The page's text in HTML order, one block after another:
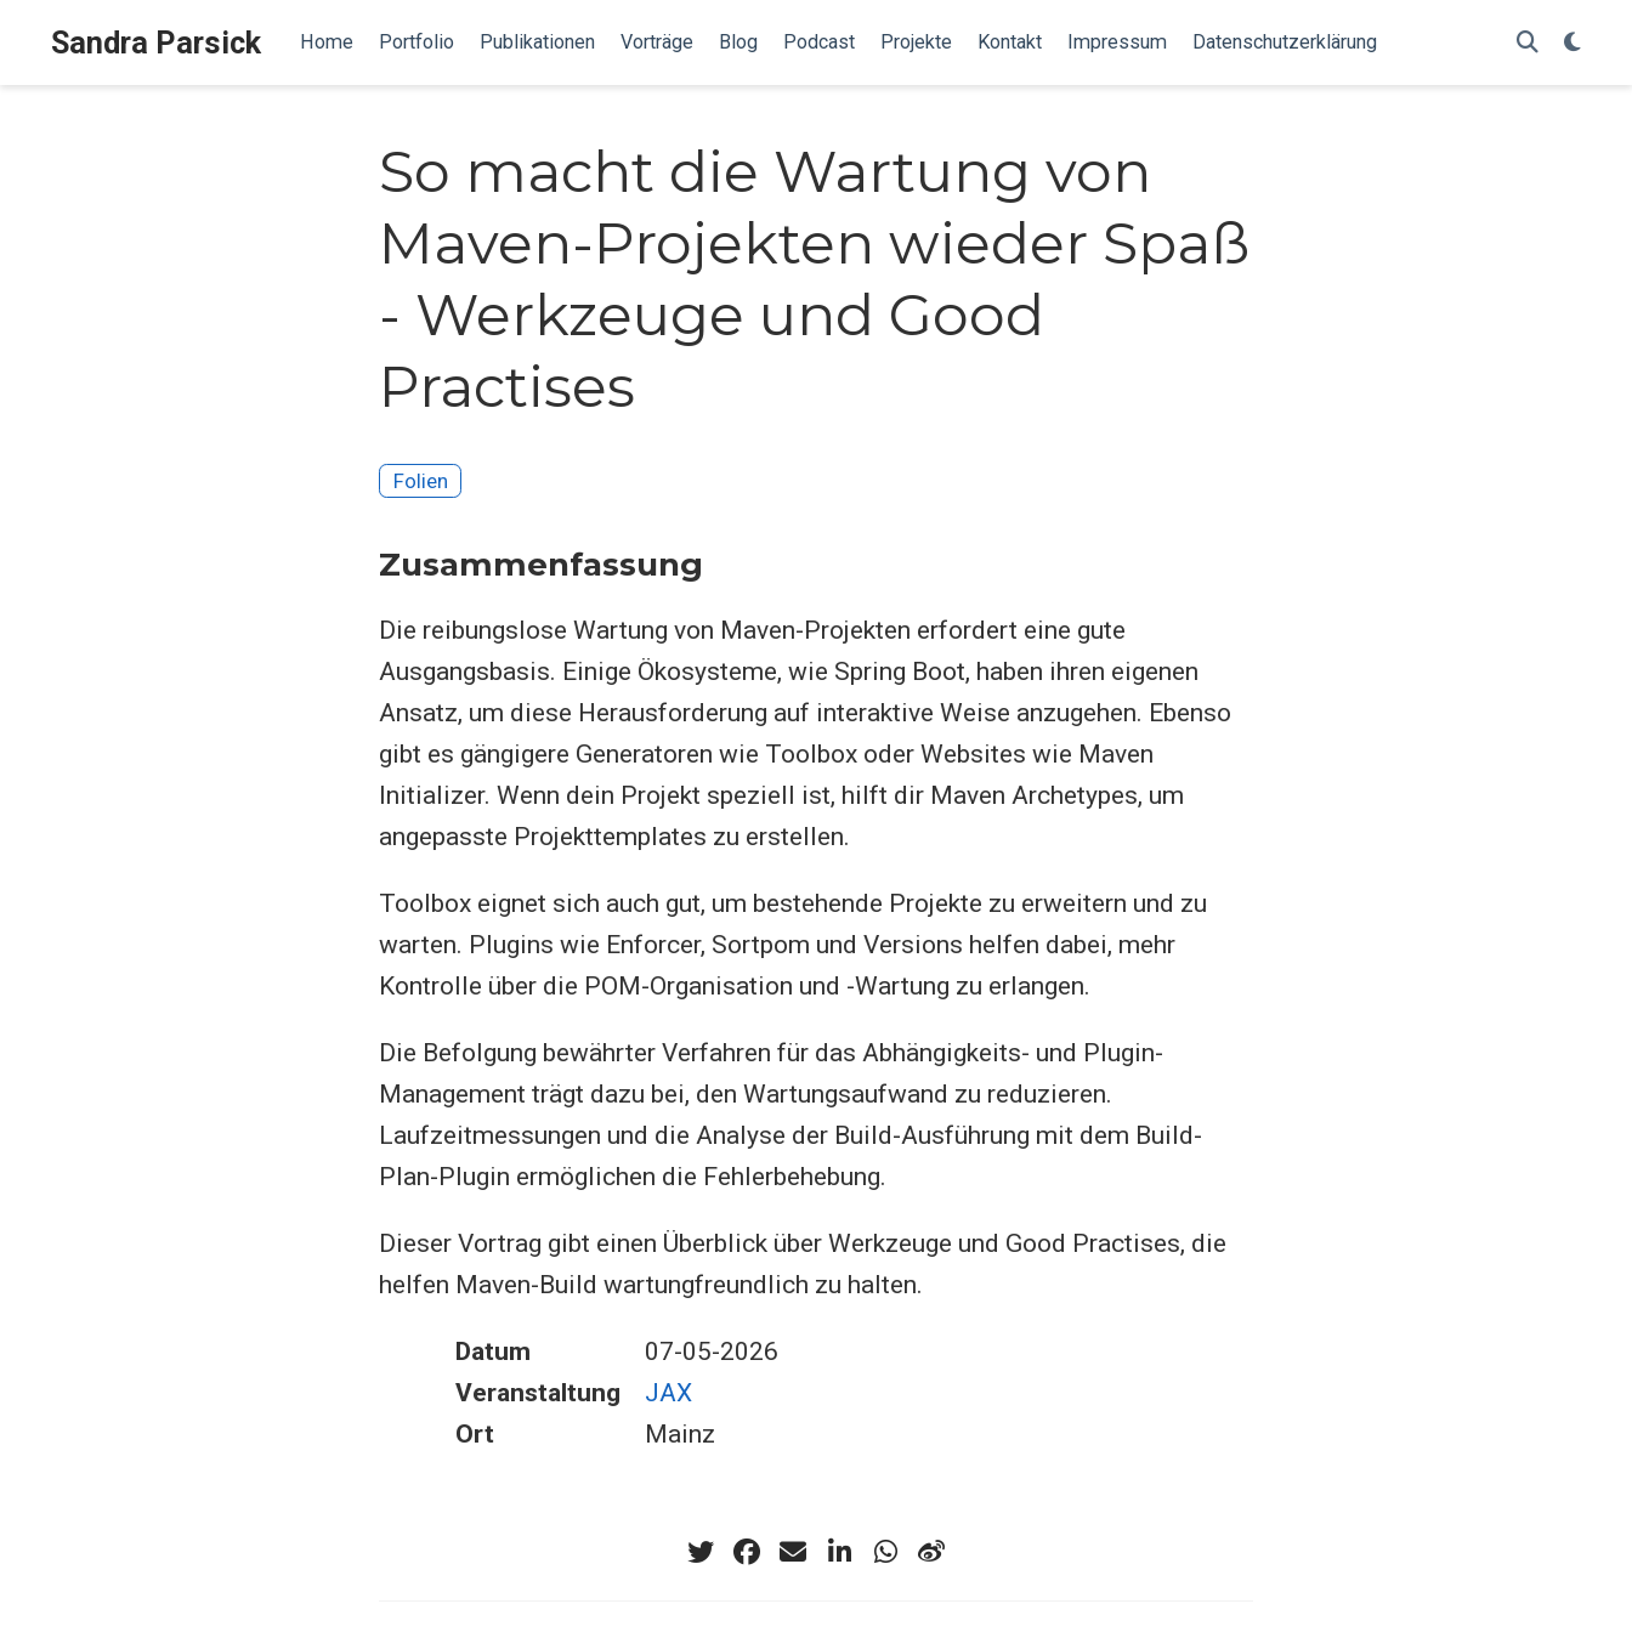
Sandra Parsick Home Portfolio Publikationen Vorträge Blog Podcast Projekte Kontakt Impressum Datenschutzerklärung
So macht die Wartung von
Maven-Projekten wieder Spaß
- Werkzeuge und Good
Practises
Folien
Zusammenfassung
Die reibungslose Wartung von Maven-Projekten erfordert eine gute
Ausgangsbasis. Einige Ökosysteme, wie Spring Boot, haben ihren eigenen
Ansatz, um diese Herausforderung auf interaktive Weise anzugehen. Ebenso
gibt es gängigere Generatoren wie Toolbox oder Websites wie Maven
Initializer. Wenn dein Projekt speziell ist, hilft dir Maven Archetypes, um
angepasste Projekttemplates zu erstellen.
Toolbox eignet sich auch gut, um bestehende Projekte zu erweitern und zu
warten. Plugins wie Enforcer, Sortpom und Versions helfen dabei, mehr
Kontrolle über die POM-Organisation und -Wartung zu erlangen.
Die Befolgung bewährter Verfahren für das Abhängigkeits- und Plugin-
Management trägt dazu bei, den Wartungsaufwand zu reduzieren.
Laufzeitmessungen und die Analyse der Build-Ausführung mit dem Build-
Plan-Plugin ermöglichen die Fehlerbehebung.
Dieser Vortrag gibt einen Überblick über Werkzeuge und Good Practises, die
helfen Maven-Build wartungfreundlich zu halten.
Datum
07-05-2026
Veranstaltung
JAX
Ort
Mainz